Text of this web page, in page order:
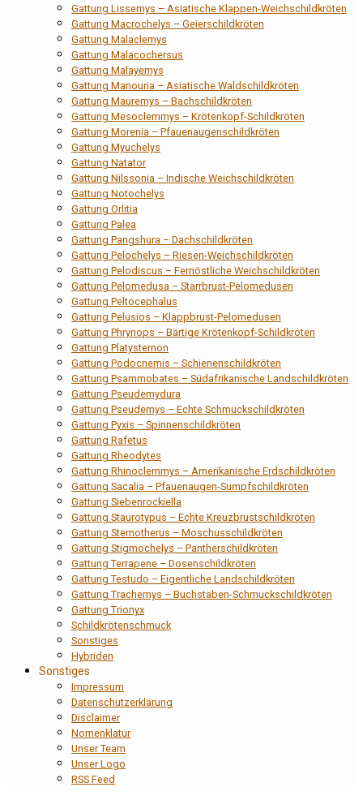
Gattung Lissemys – Asiatische Klappen-Weichschildkröten
Gattung Macrochelys – Geierschildkröten
Gattung Malaclemys
Gattung Malacochersus
Gattung Malayemys
Gattung Manouria – Asiatische Waldschildkröten
Gattung Mauremys – Bachschildkröten
Gattung Mesoclemmys – Krötenkopf-Schildkröten
Gattung Morenia – Pfauenaugenschildkröten
Gattung Myuchelys
Gattung Natator
Gattung Nilssonia – Indische Weichschildkröten
Gattung Notochelys
Gattung Orlitia
Gattung Palea
Gattung Pangshura – Dachschildkröten
Gattung Pelochelys – Riesen-Weichschildkröten
Gattung Pelodiscus – Fernöstliche Weichschildkröten
Gattung Pelomedusa – Starrbrust-Pelomedusen
Gattung Peltocephalus
Gattung Pelusios – Klappbrust-Pelomedusen
Gattung Phrynops – Bärtige Krötenkopf-Schildkröten
Gattung Platysternon
Gattung Podocnemis – Schienenschildkröten
Gattung Psammobates – Südafrikanische Landschildkröten
Gattung Pseudemydura
Gattung Pseudemys – Echte Schmuckschildkröten
Gattung Pyxis – Spinnenschildkröten
Gattung Rafetus
Gattung Rheodytes
Gattung Rhinoclemmys – Amerikanische Erdschildkröten
Gattung Sacalia – Pfauenaugen-Sumpfschildkröten
Gattung Siebenrockiella
Gattung Staurotypus – Echte Kreuzbrustschildkröten
Gattung Sternotherus – Moschusschildkröten
Gattung Stigmochelys – Pantherschildkröten
Gattung Terrapene – Dosenschildkröten
Gattung Testudo – Eigentliche Landschildkröten
Gattung Trachemys – Buchstaben-Schmuckschildkröten
Gattung Trionyx
Schildkrötenschmuck
Sonstiges
Hybriden
Sonstiges
Impressum
Datenschutzerklärung
Disclaimer
Nomenklatur
Unser Team
Unser Logo
RSS Feed